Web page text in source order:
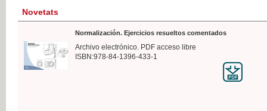
Novetats
Normalización. Ejercicios resueltos comentados
Archivo electrónico. PDF acceso libre
ISBN:978-84-1396-433-1